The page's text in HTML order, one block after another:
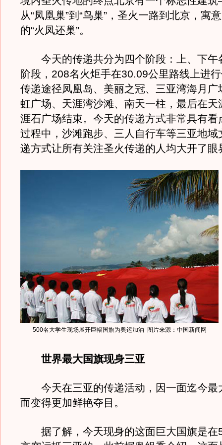
从“凤凰巢”到“鸟巢”，圣火一路到北京，寓
的“火凤还巢”。
今天的传递共分为四个阶段：上、下午
阶段，208名火炬手在30.09公里路线上进
传递途径凤凰岛、美丽之冠、三亚湾海月广
虹广场、天涯湾沙滩、南天一柱，最后在天
涯石广场结束。今天的传递方式非常具有
过程中，沙滩跑步、三人自行车等三亚地域
递方式让所有关注圣火传递的人均大开了眼
500名大学生现场展开巨幅国旗为奥运加油 图片来源：中国新闻网
世界最大国旗现身三亚
今天在三亚的传递活动，因一面迄今最
而变得更加鲜艳夺目。
据了解，今天现身的这面巨大国旗是在